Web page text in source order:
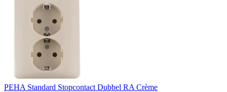
PEHA Standard Stopcontact Dubbel RA Crème